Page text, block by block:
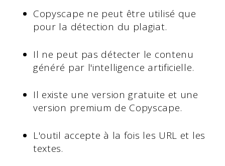
Copyscape ne peut être utilisé que
pour la détection du plagiat.
Il ne peut pas détecter le contenu
généré par l'intelligence artificielle.
Il existe une version gratuite et une
version premium de Copyscape.
L'outil accepte à la fois les URL et les
textes.